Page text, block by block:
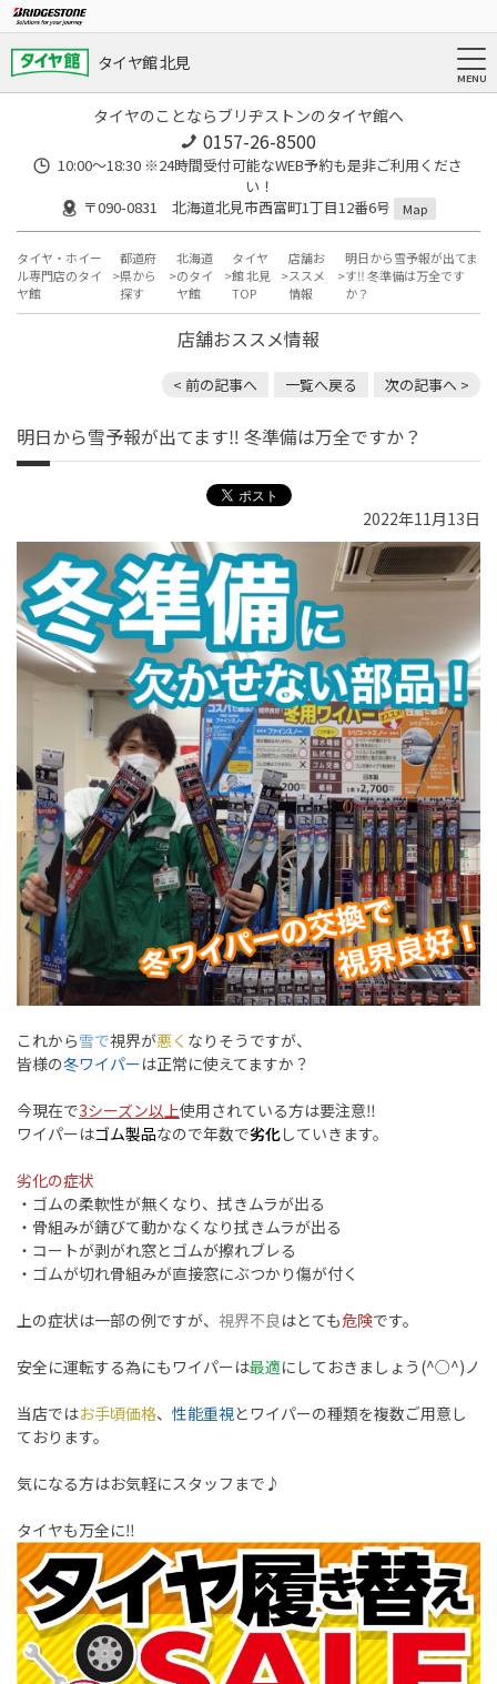
タイヤ館 北見
タイヤのことならブリヂストンのタイヤ館へ
0157-26-8500
10:00～18:30 ※24時間受付可能なWEB予約も是非ご利用くださ
い！
〒090-0831 北海道北見市西富町1丁目12番6号
Map
タイヤ・ホイー
ル専門店のタイ
ヤ館
都道府
県から
探す
北海道
のタイ
ヤ館
タイヤ
館 北見
TOP
店舗お
ススメ
情報
明日から雪予報が出てま
す‼︎ 冬準備は万全です
か？
店舗おススメ情報
< 前の記事へ 一覧へ戻る 次の記事へ >
明日から雪予報が出てます‼︎ 冬準備は万全ですか？
2022年11月13日
これから雪で視界が悪く なりそうですが、
皆様の冬ワイパーは正常に使えてますか？
今現在で3シーズン以上使用されている方は要注意‼︎
ワイパーはゴム製品なので年数で劣化していきます。
劣化の症状
・ゴムの柔軟性が無くなり、拭きムラが出る
・骨組みが錆びて動かなくなり拭きムラが出る
・コートが剥がれ窓とゴムが擦れブレる
・ゴムが切れ骨組みが直接窓にぶつかり傷が付く
上の症状は一部の例ですが、 視界不良はとても危険です。
安全に運転する為にもワイパーは最適にしておきましょう(^○^)ノ
当店ではお手頃価格、 性能重視とワイパーの種類を複数ご用意し
ております。
気になる方はお気軽にスタッフまで♪
タイヤも万全に‼︎